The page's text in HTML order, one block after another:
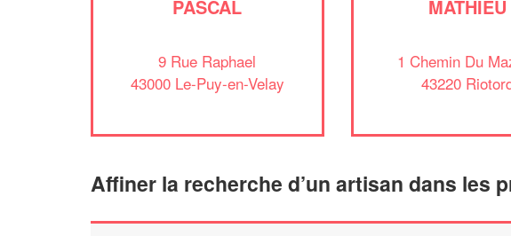
PASCAL
9 Rue Raphael
43000 Le-Puy-en-Velay
MATHIEU
1 Chemin Du
43220
Affiner la recherche d’un artisan dans les